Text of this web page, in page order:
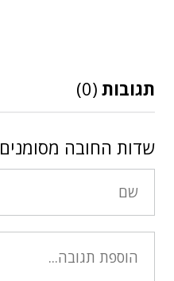
תגובות (0)
שדות החובה מסומנים